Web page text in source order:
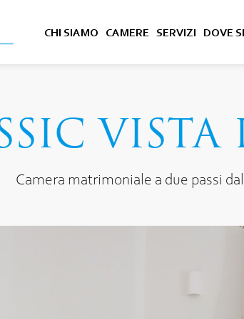
CHI SIAMO CAMERE SERVIZI DOVE
VISTA
Camera matrimoniale a due passi